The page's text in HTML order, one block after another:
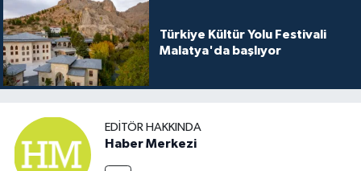
Türkiye Kültür Yolu Festivali
Malatya'da başlıyor
EDITÖR HAKKINDA
Haber Merkezi